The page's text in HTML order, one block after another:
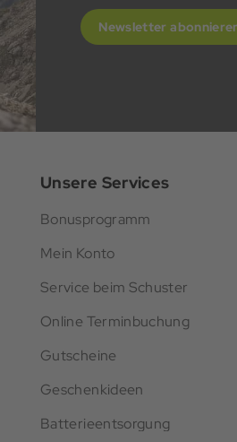
Newsletter
Unsere Services
Bonusprogramm
Mein Konto
Service beim Schuster
Online Terminbuchung
Gutscheine
Geschenkideen
Batterieentsorgung